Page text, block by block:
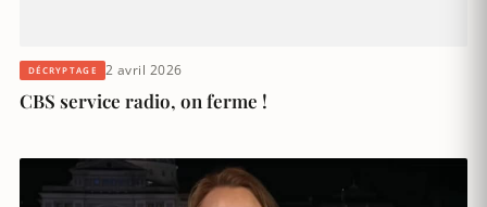
DÉCRYPTAGE 2 avril 2026
CBS service radio, on ferme !